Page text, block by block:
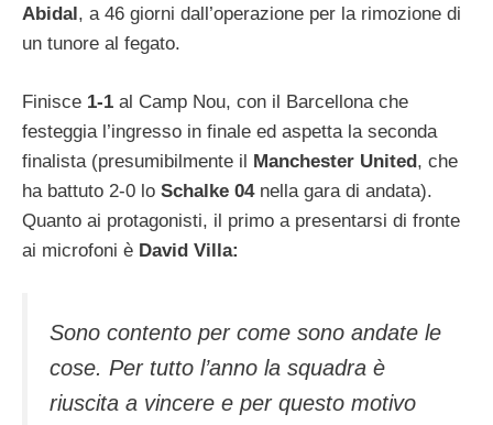
Abidal, a 46 giorni dall’operazione per la rimozione di
un tunore al fegato.
Finisce 1-1 al Camp Nou, con il Barcellona che
festeggia l’ingresso in finale ed aspetta la seconda
finalista (presumibilmente il Manchester United, che
ha battuto 2-0 lo Schalke 04 nella gara di andata).
Quanto ai protagonisti, il primo a presentarsi di fronte
ai microfoni è David Villa:
Sono contento per come sono andate le
cose. Per tutto l’anno la squadra è
riuscita a vincere e per questo motivo